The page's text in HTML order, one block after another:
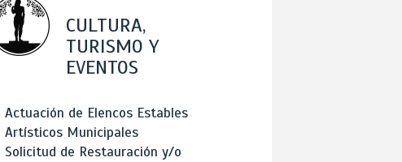
CULTURA,
TURISMO Y
EVENTOS
Actuación de Elencos Estables
Artísticos Municipales
Solicitud de Restauración y/o